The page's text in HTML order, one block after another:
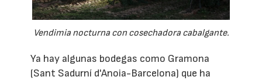
Vendimia nocturna con cosechadora cabalgante.
Ya hay algunas bodegas como Gramona
(Sant Sadurní d'Anoia-Barcelona) que ha